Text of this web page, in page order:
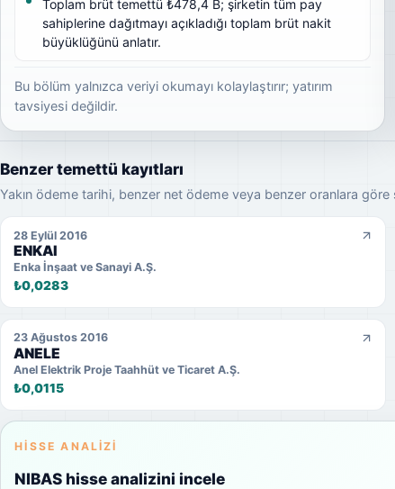
Toplam brüt temettü ₺478,4 B; şirketin tüm pay
sahiplerine dağıtmayı açıkladığı toplam brüt nakit
büyüklüğünü anlatır.
Bu bölüm yalnızca veriyi okumayı kolaylaştırır; yatırım
tavsiyesi değildir.
Benzer temettü kayıtları
Yakın ödeme tarihi, benzer net ödeme veya benzer oranlara göre
28 Eylül 2016
ENKAI
Enka İnşaat ve Sanayi A.Ş.
₺0,0283
23 Ağustos 2016
ANELE
Anel Elektrik Proje Taahhüt ve Ticaret A.Ş.
₺0,0115
HISSE ANALIZI
NIBAS hisse analizini incele